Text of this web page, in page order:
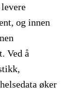
og innen
Ved å
øker